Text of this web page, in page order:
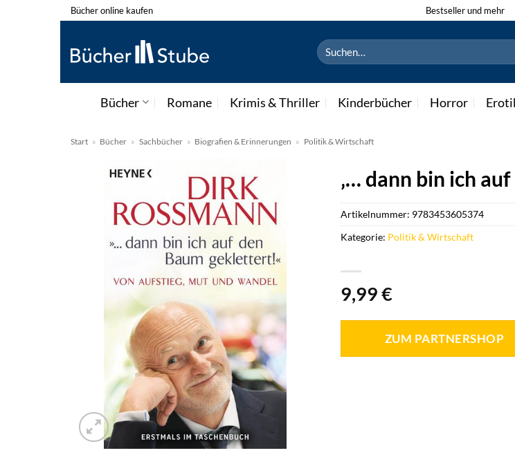
Zum
springen
Bücher online kaufen Bestseller und mehr
Suchen
nach:
Bücher Romane Krimis & Thriller Kinderbücher Horror
Start » Bücher » Sachbücher » Biografien & Erinnerungen » Politik & Wirtschaft
‚… dann bin ich
9,99€
ZUM PARTNERSHOP
Artikelnummer: 9783453605374
Kategorie: Politik & Wirtschaft